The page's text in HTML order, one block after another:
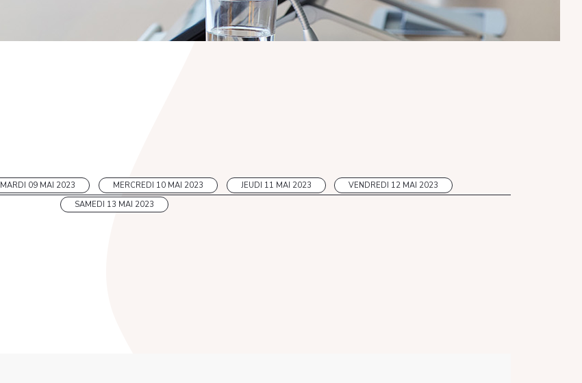
MARDI 09 MAI 2023 MERCREDI 10 MAI 2023 JEUDI 11 MAI 2023
VENDREDI 12 MAI 2023
SAMEDI 13 MAI 2023